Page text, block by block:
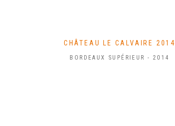
CHÂTEAU LE CALVAIRE 2014
BORDEAUX SUPÉRIEUR - 2014